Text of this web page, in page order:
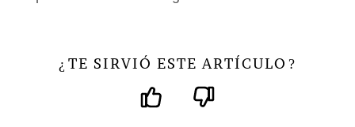
¿ TE SIRVIÓ ESTE ARTÍCULO ?